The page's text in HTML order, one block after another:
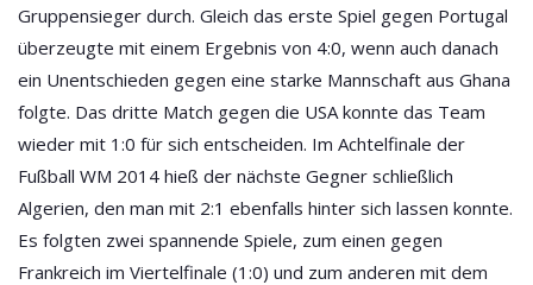
Gruppensieger durch. Gleich das erste Spiel gegen Portugal
überzeugte mit einem Ergebnis von 4:0, wenn auch danach
ein Unentschieden gegen eine starke Mannschaft aus Ghana
folgte. Das dritte Match gegen die USA konnte das Team
wieder mit 1:0 für sich entscheiden. Im Achtelfinale der
Fußball WM 2014 hieß der nächste Gegner schließlich
Algerien, den man mit 2:1 ebenfalls hinter sich lassen konnte.
Es folgten zwei spannende Spiele, zum einen gegen
Frankreich im Viertelfinale (1:0) und zum anderen mit dem